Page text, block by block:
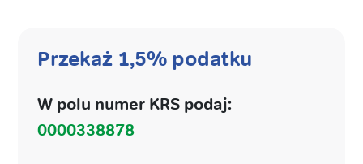
Przekaż 1,5% podatku
W polu numer KRS podaj:
0000338878